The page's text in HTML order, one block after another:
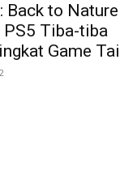
Back to Nature
PS5 Tiba-tiba
Game